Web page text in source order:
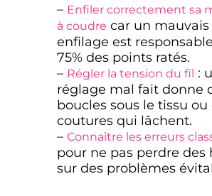
– Enfiler correctement sa
à coudre car un mauvais
enfilage est
75% des points ratés.
– Régler la tension du fil :
réglage mal fait donne
boucles sous le tissu ou
coutures qui lâchent.
– Connaître les erreurs
pour ne pas perdre des
sur des problèmes